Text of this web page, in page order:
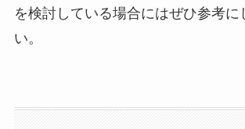
を検討している場合にはぜひ参考に
い。